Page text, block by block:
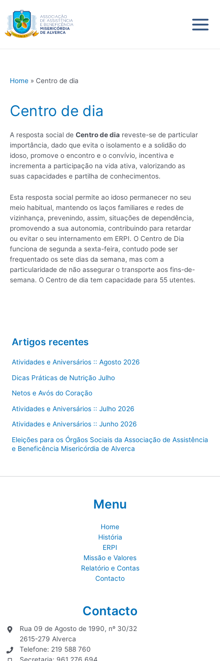
content
Menu
Home Centro de dia
Centro de dia
A resposta social de Centro de dia reveste-se de particular
importância, dado que evita o isolamento e a solidão do
idoso, promove o encontro e o convívio, incentiva e
incrementa a participação na vida ativa, valorizando as
suas capacidades e partilha de conhecimentos.
Esta resposta social permite ao idoso permanecer no seu
meio habitual, mantendo os laços familiares e redes de
vizinhança, prevenindo, assim, situações de dependência,
promovendo a sua autonomia, contribuindo para retardar
ou evitar o seu internamento em ERPI. O Centro de Dia
funciona de segunda a sexta-feira, contudo pode ser
frequentado os sete dias da semana, mas com a
particularidade de não assegurar o transporte aos fins-de-
semana. O Centro de dia tem capacidade para 55 utentes.
Artigos recentes
Atividades e Aniversários :: Agosto 2026
Dicas Práticas de Nutrição Julho
Netos e Avós do Coração
Atividades e Aniversários :: Julho 2026
Atividades e Aniversários :: Junho 2026
Eleições para os Órgãos Sociais da Associação de Assistência
e Beneficência Misericórdia de Alverca
Menu
Home
História
ERPI
Missão e Valores
Relatório e Contas
Contacto
Contacto
Rua 09 de Agosto de 1990, nº 30/32
2615-279 Alverca
Telefone: 219 588 760